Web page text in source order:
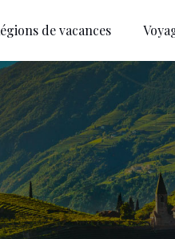
de vacances